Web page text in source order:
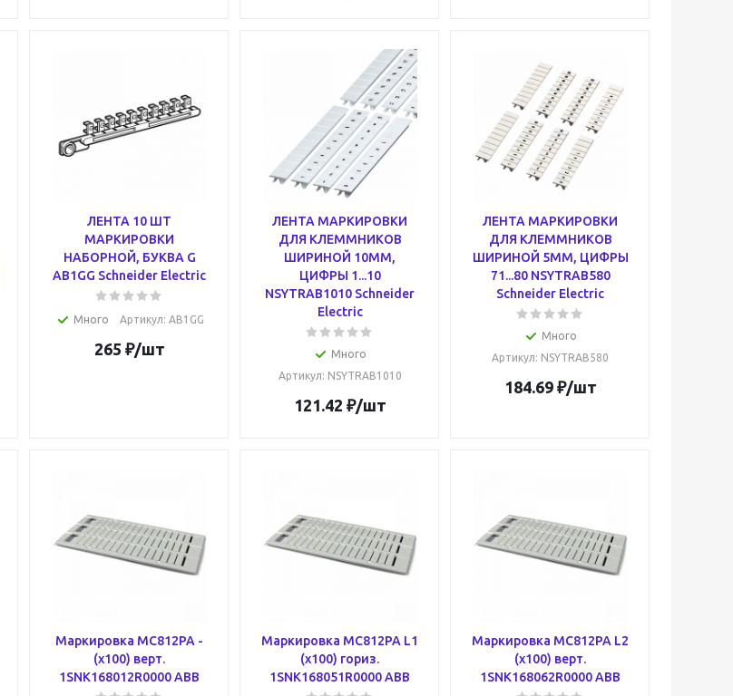
ЛЕНТА 10 ШТ
МАРКИРОВКИ
НАБОРНОЙ, БУКВА G
AB1GG Schneider Electric
Много Артикул: AB1GG
265 ₽/шт
ЛЕНТА МАРКИРОВКИ
ДЛЯ КЛЕММНИКОВ
ШИРИНОЙ 10ММ,
ЦИФРЫ 1...10
NSYTRAB1010 Schneider
Electric
Много
Артикул: NSYTRAB1010
121.42 ₽/шт
ЛЕНТА МАРКИРОВКИ
ДЛЯ КЛЕММНИКОВ
ШИРИНОЙ 5ММ, ЦИФРЫ
71...80 NSYTRAB580
Schneider Electric
Много
Артикул: NSYTRAB580
184.69₽/шт
Маркировка MC812PA -
(x100) верт.
1SNK168012R0000 ABB
Маркировка MC812PA L1
(x100) гориз.
1SNK168051R0000 ABB
Маркировка MC812PA L2
(x100) верт.
1SNK168062R0000 ABB